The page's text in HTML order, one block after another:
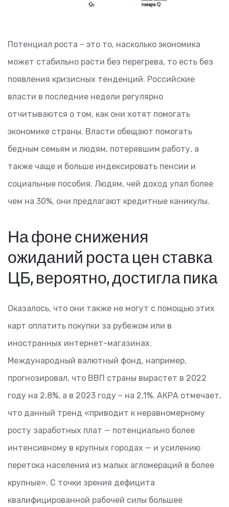
Потенциал роста – это то, насколько экономика
может стабильно расти без перегрева, то есть без
появления кризисных тенденций. Российские
власти в последние недели регулярно
отчитываются о том, как они хотят помогать
экономике страны. Власти обещают помогать
бедным семьям и людям, потерявшим работу, а
также чаще и больше индексировать пенсии и
социальные пособия. Людям, чей доход упал более
чем на 30%, они предлагают кредитные каникулы.
На фоне снижения
ожиданий роста цен ставка
ЦБ, вероятно, достигла пика
Оказалось, что они также не могут с помощью этих
карт оплатить покупки за рубежом или в
иностранных интернет-магазинах.
Международный валютный фонд, например,
прогнозировал, что ВВП страны вырастет в 2022
году на 2,8%, а в 2023 году – на 2,1%. АКРА отмечает,
что данный тренд «приводит к неравномерному
росту заработных плат — потенциально более
интенсивному в крупных городах — и усилению
перетока населения из малых агломераций в более
крупные». С точки зрения дефицита
квалифицированной рабочей силы большее